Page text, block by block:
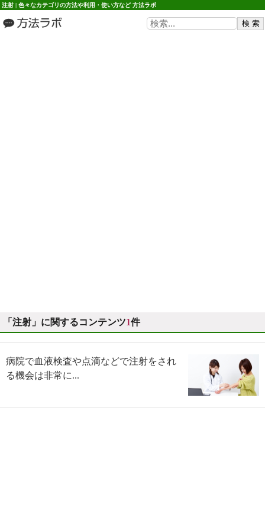
注射 | 色々なカテゴリの方法や利用・使い方など 方法ラボ
「注射」に関するコンテンツ1件
病院で血液検査や点滴などで注射をされ
る機会は非常に...